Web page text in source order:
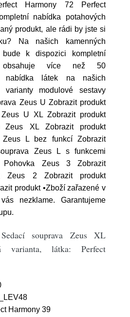
Harmony 72 Perfect
nabídka potahových
produkt, ale rádi by jste si
Na našich kamenných
bude k dispozici kompletní
obsahuje více než 50
nabídka látek na našich
varianty modulové sestavy
Zeus U Zobrazit produkt
U XL Zobrazit produkt
Zeus XL Zobrazit produkt
Zeus L bez funkcí Zobrazit
Zeus L s funkcemi
Pohovka Zeus 3 Zobrazit
Zeus 2 Zobrazit produkt
produkt •Zboží zařazené v
nezklame. Garantujeme
souprava Zeus XL
varianta, látka: Perfect
Harmony 39